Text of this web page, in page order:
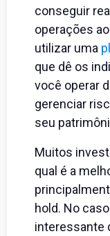
conseguir
operações
utilizar uma
que dê os
você operar
gerenciar
seu
Muitos
qual é a
hold. No
interessante